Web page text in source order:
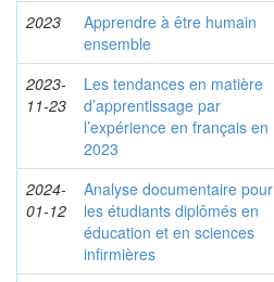
2023
Apprendre à être humain
ensemble
2023-
11-23
Les tendances en matière
d’apprentissage par
l’expérience en français en
2023
2024-
01-12
Analyse documentaire pour
les étudiants diplômés en
éducation et en sciences
infirmières